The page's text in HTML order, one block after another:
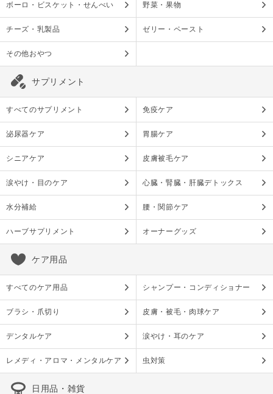
ボーロ・ビスケット・せんべい 野菜・果物
チーズ・乳製品 ゼリー・ペースト
その他おやつ
サプリメント
すべてのサプリメント 免疫ケア
泌尿器ケア 胃腸ケア
シニアケア 皮膚被毛ケア
涙やけ・目のケア 心臓・腎臓・肝臓デトックス
水分補給 腰・関節ケア
ハーブサプリメント オーナーグッズ
ケア用品
すべてのケア用品 シャンプー・コンディショナー
ブラシ・爪切り 皮膚・被毛・肉球ケア
デンタルケア 涙やけ・耳のケア
レメディ・アロマ・メンタルケア 虫対策
日用品・雑貨